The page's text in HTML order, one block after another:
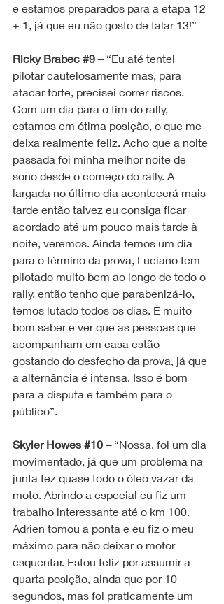
e estamos preparados para a etapa 12
+ 1, já que eu não gosto de falar 13!”
Ricky Brabec #9 – “Eu até tentei
pilotar cautelosamente mas, para
atacar forte, precisei correr riscos.
Com um dia para o fim do rally,
estamos em ótima posição, o que me
deixa realmente feliz. Acho que a noite
passada foi minha melhor noite de
sono desde o começo do rally. A
largada no último dia acontecerá mais
tarde então talvez eu consiga ficar
acordado até um pouco mais tarde à
noite, veremos. Ainda temos um dia
para o término da prova, Luciano tem
pilotado muito bem ao longo de todo o
rally, então tenho que parabenizá-lo,
temos lutado todos os dias. É muito
bom saber e ver que as pessoas que
acompanham em casa estão
gostando do desfecho da prova, já que
a alternância é intensa. Isso é bom
para a disputa e também para o
público”.
Skyler Howes #10 – “Nossa, foi um dia
movimentado, já que um problema na
junta fez quase todo o óleo vazar da
moto. Abrindo a especial eu fiz um
trabalho interessante até o km 100.
Adrien tomou a ponta e eu fiz o meu
máximo para não deixar o motor
esquentar. Estou feliz por assumir a
quarta posição, ainda que por 10
segundos, mas foi praticamente um